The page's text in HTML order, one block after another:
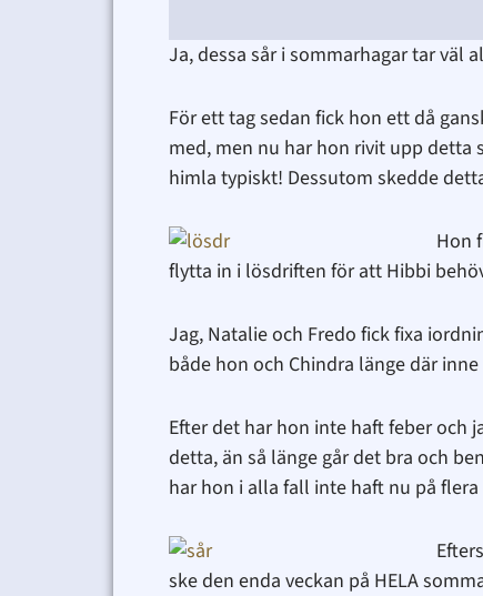
Ja, dessa sår i sommarhagar tar väl
För ett tag sedan fick hon ett då
med, men nu har hon rivit upp detta
himla typiskt! Dessutom skedde
Hon
flytta in i lösdriften för att Hibbi
Jag, Natalie och Fredo fick fixa
både hon och Chindra länge där
Efter det har hon inte haft feber och
detta, än så länge går det bra och
har hon i alla fall inte haft nu på flera
ske den enda veckan på HELA